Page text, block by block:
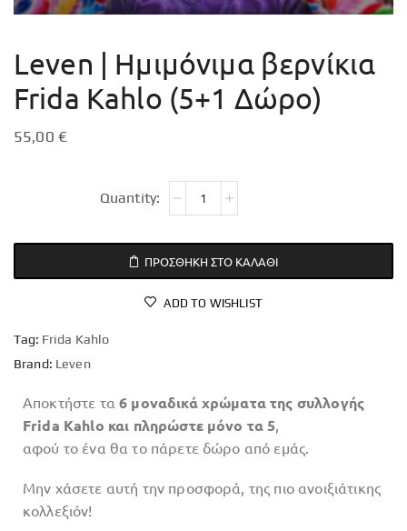
Leven | Ημιμόνιμα βερνίκια
Frida Kahlo (5+1 Δώρο)
55,00 €
ΠΡΟΣΘΉΚΗ ΣΤΟ ΚΑΛΆΘΙ
ADD TO WISHLIST
Tag: Frida Kahlo
Brand: Leven
Αποκτήστε τα6 μοναδικά χρώματα της συλλογής
Frida Kahlo και πληρώστε μόνο τα 5,
αφού το ένα θα το πάρετε δώρο από εμάς.
Μην χάσετε αυτή την προσφορά, της πιο ανοιξιάτικης
κολλεξιόν!